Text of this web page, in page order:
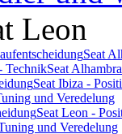
Leon
Seat
TechnikSeat
Seat Ibiza -
und Veredelung
Seat Leon -
und Veredelung